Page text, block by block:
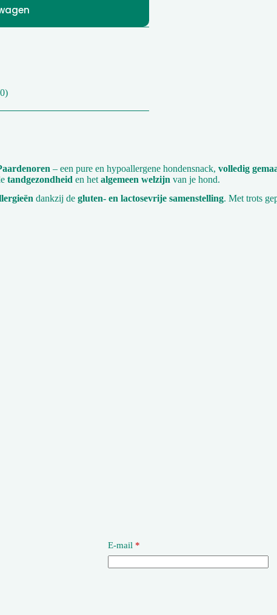
– een pure en hypoallergene hondensnack, volledig
tandgezondheid en het algemeen welzijn van je hond.
dankzij de gluten- en lactosevrije samenstelling. Met trots
E-mail *